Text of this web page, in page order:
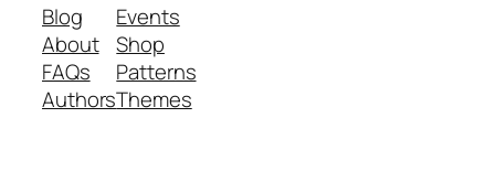
Blog
About
FAQs
Authors
Events
Shop
Patterns
Themes